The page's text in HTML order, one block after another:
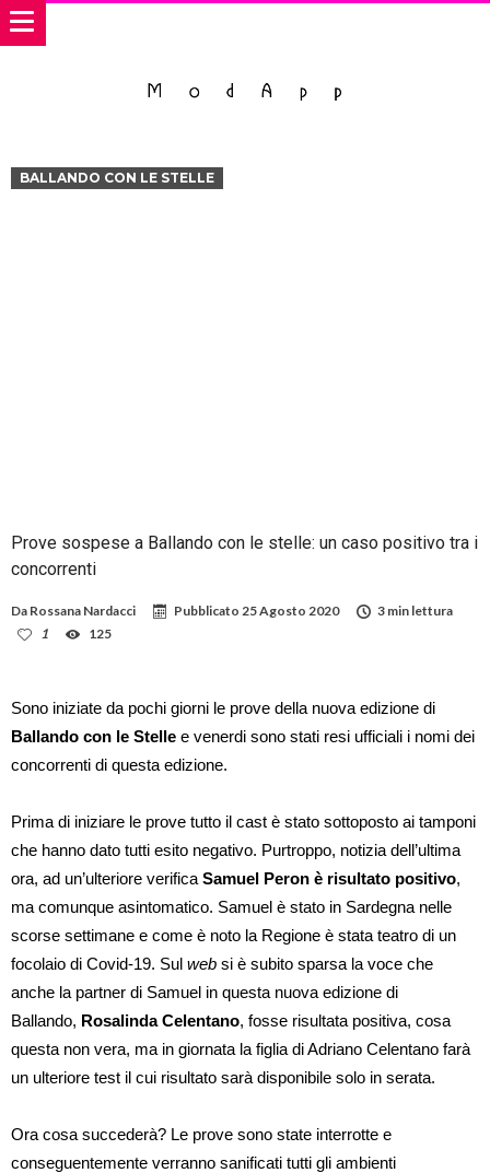
BALLANDO CON LE STELLE
Prove sospese a Ballando con le stelle: un caso positivo tra i
concorrenti
Da Rossana Nardacci Pubblicato 25 Agosto 2020
3 min lettura
1
125
Sono iniziate da pochi giorni le prove della nuova edizione di
Ballando con le Stelle e venerdi sono stati resi ufficiali i nomi dei
concorrenti di questa edizione.
Prima di iniziare le prove tutto il cast è stato sottoposto ai tamponi
che hanno dato tutti esito negativo. Purtroppo, notizia dell’ultima
ora, ad un’ulteriore verifica Samuel Peron è risultato positivo,
ma comunque asintomatico. Samuel è stato in Sardegna nelle
scorse settimane e come è noto la Regione è stata teatro di un
focolaio di Covid-19. Sul web si è subito sparsa la voce che
anche la partner di Samuel in questa nuova edizione di
Ballando, Rosalinda Celentano, fosse risultata positiva, cosa
questa non vera, ma in giornata la figlia di Adriano Celentano farà
un ulteriore test il cui risultato sarà disponibile solo in serata.
Ora cosa succederà? Le prove sono state interrotte e
conseguentemente verranno sanificati tutti gli ambienti